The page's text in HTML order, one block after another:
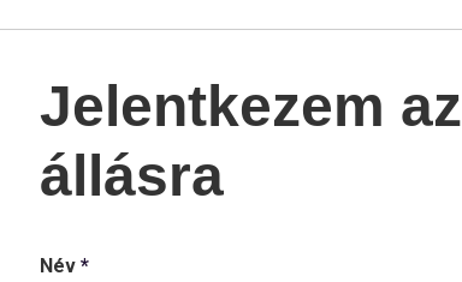
Jelentkezem az
állásra
Név*